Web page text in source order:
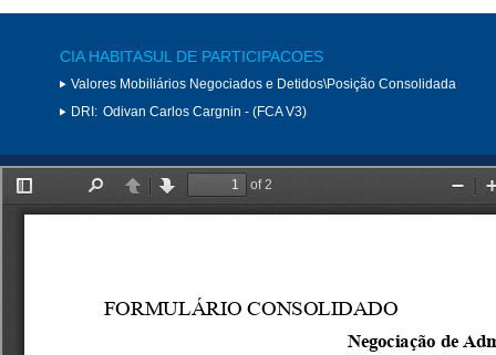
CIA HABITASUL DE PARTICIPACOES
Valores Mobiliários Negociados e Detidos\Posição Consolidada
DRI: Odivan Carlos Cargnin - (FCA V3)